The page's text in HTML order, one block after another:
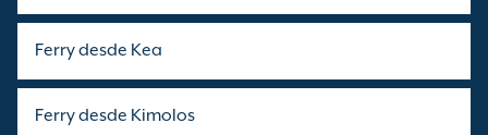
Ferry desde Kea
Ferry desde Kimolos